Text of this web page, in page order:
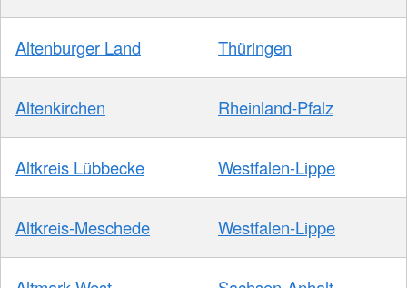
Altenburger Land Thüringen
Altenkirchen Rheinland-Pfalz
Altkreis Lübbecke Westfalen-Lippe
Altkreis-Meschede Westfalen-Lippe